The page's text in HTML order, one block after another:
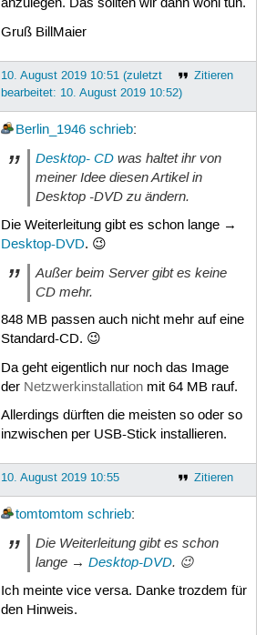
anzulegen. Das sollten wir dann wohl tun.
Gruß BillMaier
Zitieren
10. August 2019 10:51 (zuletzt
bearbeitet: 10. August 2019 10:52)
Berlin_1946 schrieb:
Desktop- CDwas haltet ihr von
meiner Idee diesen Artikel in
Desktop -DVD zu ändern.
Die Weiterleitung gibt es schon lange →
Desktop-DVD. 😉
Außer beim Server gibt es keine
CD mehr.
848 MB passen auch nicht mehr auf eine
Standard-CD. 😉
Da geht eigentlich nur noch das Image
der Netzwerkinstallationmit 64 MB rauf.
Allerdings dürften die meisten so oder so
inzwischen per USB-Stick installieren.
Zitieren
10. August 2019 10:55
tomtomtom schrieb:
Die Weiterleitung gibt es schon
lange → Desktop-DVD. 😉
Ich meinte vice versa. Danke trozdem für
den Hinweis.